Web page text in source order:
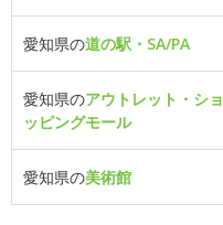
愛知県の道の駅・SA/PA
愛知県のアウトレット・ショ
ッピングモール
愛知県の美術館